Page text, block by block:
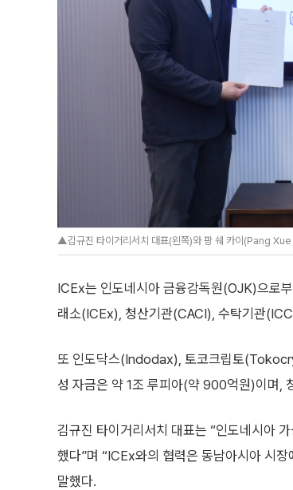
▲김규진 타이거리서치 대표(왼쪽)와 팡 쉐 카이(Pang
ICEx는 인도네시아 금융감독원(OJK)으로
래소(ICEx), 청산기관(CACI), 수탁기관
또 인도닥스(Indodax), 토코크립토
성 자금은 약 1조 루피아(약 900억원)이며,
김규진 타이거리서치 대표는 “인도네시아
했다”며 “ICEx와의 협력은 동남아시아 시
말했다.